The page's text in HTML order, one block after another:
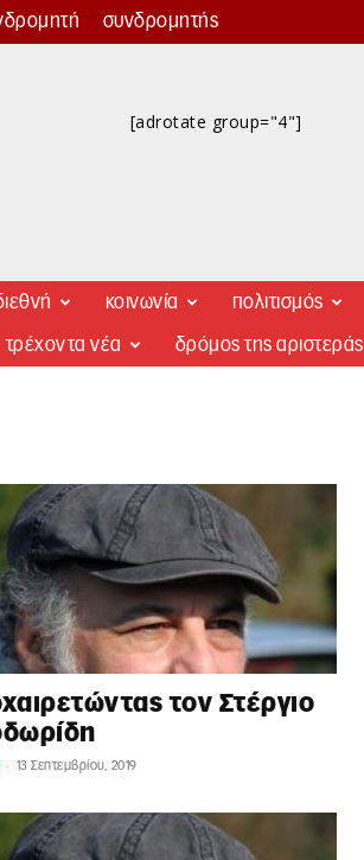
συνδρομητής
[adrotate group="4"]
κοινωνία πολιτισμός
τρέχοντα νέα δρόμος της αριστεράς
τον Στέργιο
- 13 Σεπτεμβρίου, 2019